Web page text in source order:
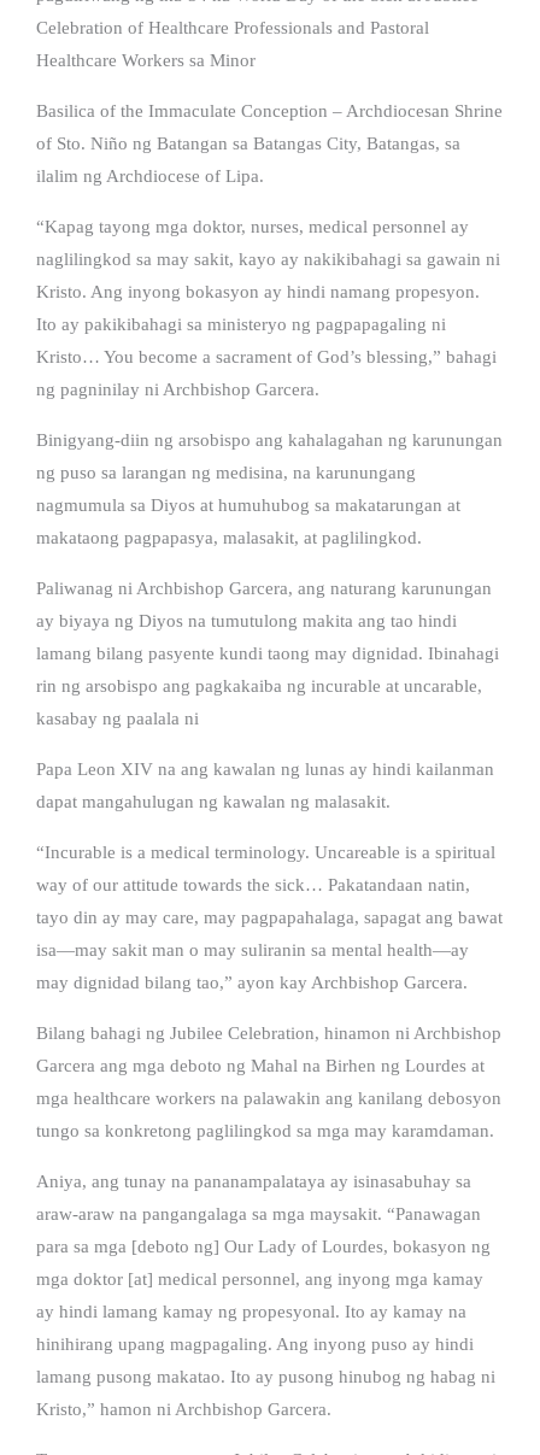
Celebration of Healthcare Professionals and Pastoral
Healthcare Workers sa Minor
Basilica of the Immaculate Conception – Archdiocesan Shrine
of Sto. Niño ng Batangan sa Batangas City, Batangas, sa
ilalim ng Archdiocese of Lipa.
“Kapag tayong mga doktor, nurses, medical personnel ay
naglilingkod sa may sakit, kayo ay nakikibahagi sa gawain ni
Kristo. Ang inyong bokasyon ay hindi namang propesyon.
Ito ay pakikibahagi sa ministeryo ng pagpapagaling ni
Kristo… You become a sacrament of God’s blessing,” bahagi
ng pagninilay ni Archbishop Garcera.
Binigyang-diin ng arsobispo ang kahalagahan ng karunungan
ng puso sa larangan ng medisina, na karunungang
nagmumula sa Diyos at humuhubog sa makatarungan at
makataong pagpapasya, malasakit, at paglilingkod.
Paliwanag ni Archbishop Garcera, ang naturang karunungan
ay biyaya ng Diyos na tumutulong makita ang tao hindi
lamang bilang pasyente kundi taong may dignidad. Ibinahagi
rin ng arsobispo ang pagkakaiba ng incurable at uncarable,
kasabay ng paalala ni
Papa Leon XIV na ang kawalan ng lunas ay hindi kailanman
dapat mangahulugan ng kawalan ng malasakit.
“Incurable is a medical terminology. Uncareable is a spiritual
way of our attitude towards the sick… Pakatandaan natin,
tayo din ay may care, may pagpapahalaga, sapagat ang bawat
isa—may sakit man o may suliranin sa mental health—ay
may dignidad bilang tao,” ayon kay Archbishop Garcera.
Bilang bahagi ng Jubilee Celebration, hinamon ni Archbishop
Garcera ang mga deboto ng Mahal na Birhen ng Lourdes at
mga healthcare workers na palawakin ang kanilang debosyon
tungo sa konkretong paglilingkod sa mga may karamdaman.
Aniya, ang tunay na pananampalataya ay isinasabuhay sa
araw-araw na pangangalaga sa mga maysakit. “Panawagan
para sa mga [deboto ng] Our Lady of Lourdes, bokasyon ng
mga doktor [at] medical personnel, ang inyong mga kamay
ay hindi lamang kamay ng propesyonal. Ito ay kamay na
hinihirang upang magpagaling. Ang inyong puso ay hindi
lamang pusong makatao. Ito ay pusong hinubog ng habag ni
Kristo,” hamon ni Archbishop Garcera.